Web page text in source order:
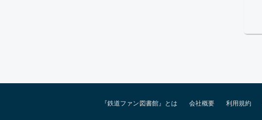
『鉄道ファン図書館』とは 会社概要 利用規約